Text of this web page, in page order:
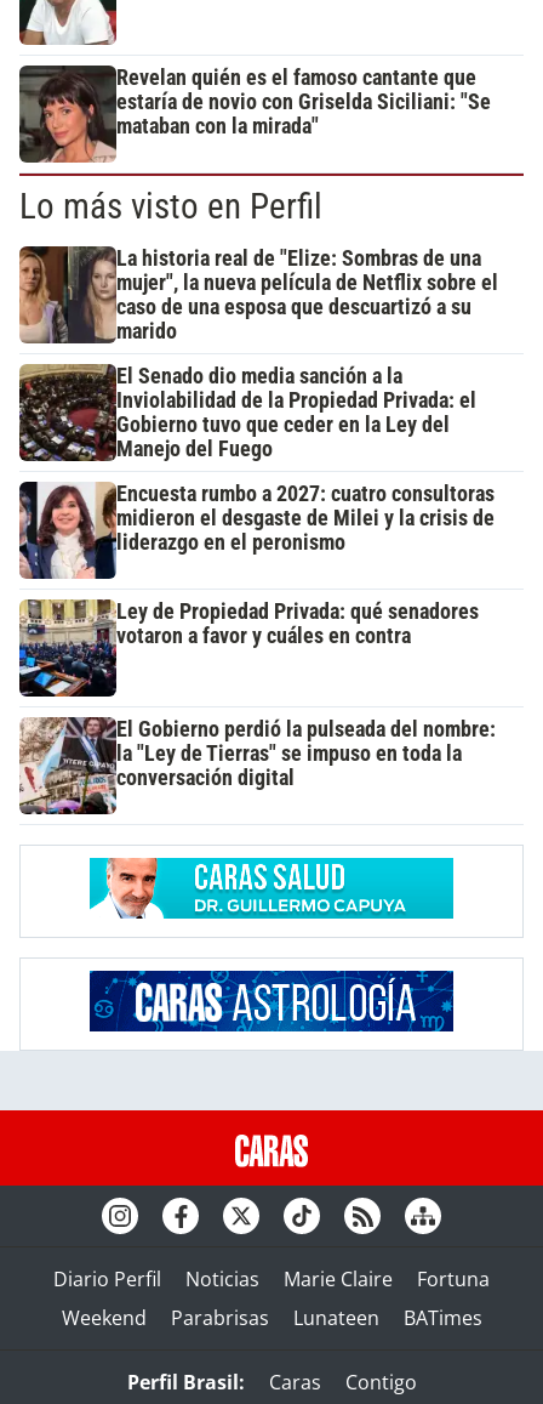
Revelan quién es el famoso cantante que
estaría de novio con Griselda Siciliani: "Se
mataban con la mirada"
Lo más visto en Perfil
La historia real de "Elize: Sombras de una
mujer", la nueva película de Netflix sobre el
caso de una esposa que descuartizó a su
marido
El Senado dio media sanción a la
Inviolabilidad de la Propiedad Privada: el
Gobierno tuvo que ceder en la Ley del
Manejo del Fuego
Encuesta rumbo a 2027: cuatro consultoras
midieron el desgaste de Milei y la crisis de
liderazgo en el peronismo
Ley de Propiedad Privada: qué senadores
votaron a favor y cuáles en contra
El Gobierno perdió la pulseada del nombre:
la "Ley de Tierras" se impuso en toda la
conversación digital
Diario Perfil Noticias Marie Claire
Fortuna
Weekend
Parabrisas Lunateen BATimes
Perfil Brasil: Caras Contigo